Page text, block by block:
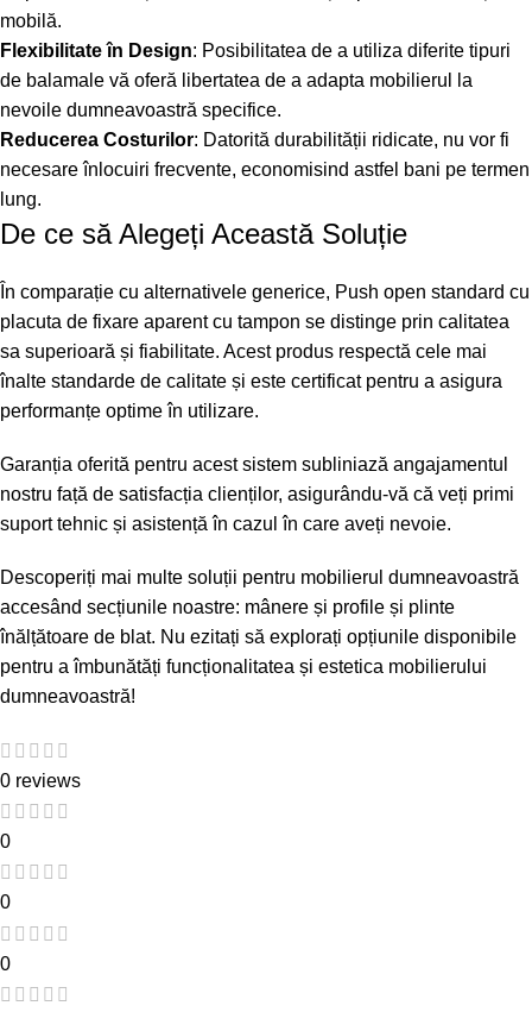
mobilă.
Flexibilitate în Design: Posibilitatea de a utiliza diferite tipuri
de balamale vă oferă libertatea de a adapta mobilierul la
nevoile dumneavoastră specifice.
Reducerea Costurilor: Datorită durabilității ridicate, nu vor fi
necesare înlocuiri frecvente, economisind astfel bani pe termen
lung.
De ce să Alegeți Această Soluție
În comparație cu alternativele generice, Push open standard cu
placuta de fixare aparent cu tampon se distinge prin calitatea
sa superioară și fiabilitate. Acest produs respectă cele mai
înalte standarde de calitate și este certificat pentru a asigura
performanțe optime în utilizare.
Garanția oferită pentru acest sistem subliniază angajamentul
nostru față de satisfacția clienților, asigurându-vă că veți primi
suport tehnic și asistență în cazul în care aveți nevoie.
Descoperiți mai multe soluții pentru mobilierul dumneavoastră
accesând secțiunile noastre: mânere și profile și plinte
înălțătoare de blat. Nu ezitați să explorați opțiunile disponibile
pentru a îmbunătăți funcționalitatea și estetica mobilierului
dumneavoastră!
0 reviews
0
0
0